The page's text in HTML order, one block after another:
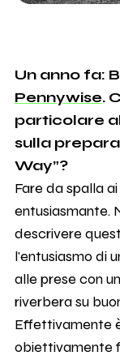
Un anno fa:
Pennywise.
particolare
sulla
Way”?
Fare da spalla
entusiasmante.
descrivere
l'entusiasmo di
alle prese con
riverbera su
Effettivamente
obiettivamente